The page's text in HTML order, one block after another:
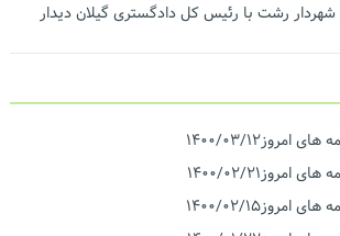
رشت با رئیس‌ کل دادگستری گیلان دیدار
۰۳/۱۲
۰۲/۲۱
۰۲/۱۵